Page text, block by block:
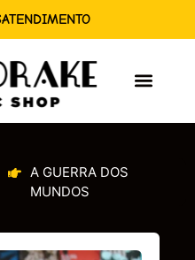
ATENDIMENTO
A GUERRA DOS
MUNDOS